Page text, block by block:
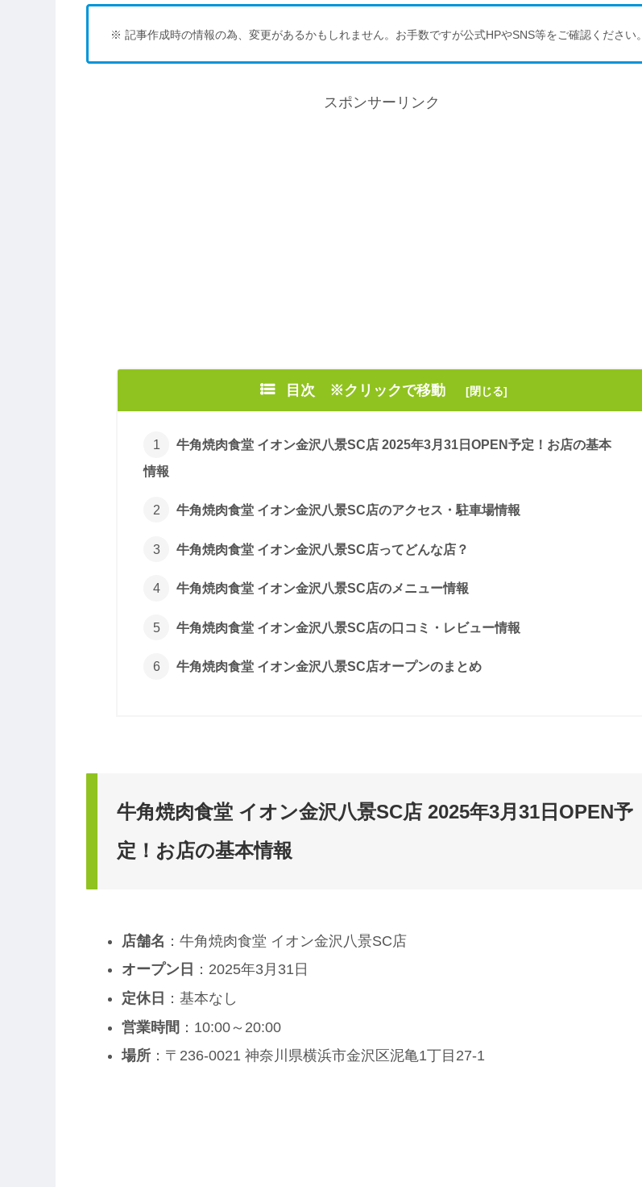
※ 記事作成時の情報の為、変更があるかもしれません。お手数ですが公式HPやSNS等をご確認ください。
スポンサーリンク
目次 ※クリックで移動
牛角焼肉食堂 イオン金沢八景SC店 2025年3月31日OPEN予定！お店の基本
情報
牛角焼肉食堂 イオン金沢八景SC店のアクセス・駐車場情報
牛角焼肉食堂 イオン金沢八景SC店ってどんな店？
牛角焼肉食堂 イオン金沢八景SC店のメニュー情報
牛角焼肉食堂 イオン金沢八景SC店の口コミ・レビュー情報
牛角焼肉食堂 イオン金沢八景SC店オープンのまとめ
牛角焼肉食堂 イオン金沢八景SC店 2025年3月31日OPEN予
定！お店の基本情報
店舗名 ：牛角焼肉食堂 イオン金沢八景SC店
オープン日 ：2025年3月31日
定休日 ：基本なし
営業時間 ：10:00～20:00
場所：〒236-0021 神奈川県横浜市金沢区泥亀1丁目27-1